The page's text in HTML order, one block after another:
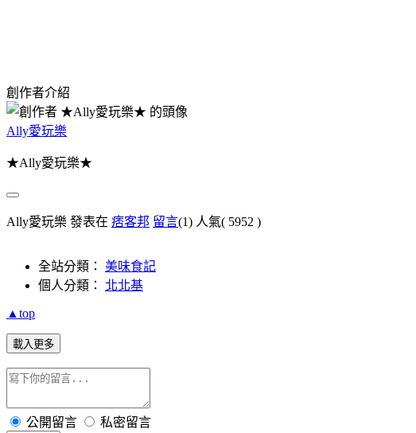
創作者介紹
Ally愛玩樂
★Ally愛玩樂★
Ally愛玩樂 發表在 痞客邦 留言(1) 人氣( 5952 )
全站分類： 美味食記
個人分類： 北北基
▲top
載入更多
公開留言 私密留言